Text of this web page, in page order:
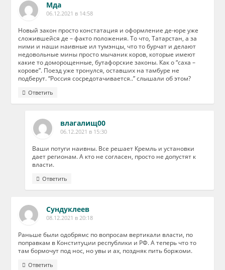
Мда
06.12.2021 в 14:58
Новый закон просто констатация и оформление де-юре уже
сложившейся де – факто положения. То что, Татарстан, а за
ними и наши наивные ил тумэнцы, что то бурчат и делают
недовольные мины просто мычаник коров, которые имеют
какие то доморощенные, бутафорские законы. Как о “саха –
корове”. Поезд уже тронулся, оставших на тамбуре не
подберут. “Россия сосредотачивается..” слышали об этом?
Ответить
влагалищ00
06.12.2021 в 15:30
Ваши потуги наивны. Все решает Кремль и установки
дает регионам. А кто не согласен, просто не допустят к
власти.
Ответить
Сундуклеев
08.12.2021 в 20:18
Раньше были одобрямс по вопросам вертикали власти, по
поправкам в Конституции республики и РФ. А теперь что то
там бормочут под нос, но увы и ах, поздняк пить боржоми.
Ответить